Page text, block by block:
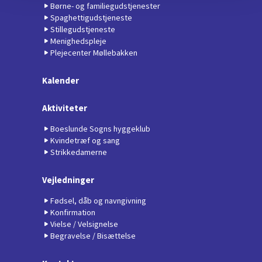
Børne- og familiegudstjenester
Spaghettigudstjeneste
Stillegudstjeneste
Menighedspleje
Plejecenter Møllebakken
Kalender
Aktiviteter
Boeslunde Sogns hyggeklub
Kvindetræf og sang
Strikkedamerne
Vejledninger
Fødsel, dåb og navngivning
Konfirmation
Vielse / Velsignelse
Begravelse / Bisættelse